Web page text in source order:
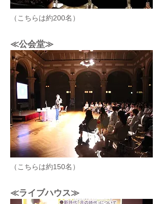
（こちらは約200名）
≪公会堂≫
（こちらは約150名）
≪ライブハウス≫